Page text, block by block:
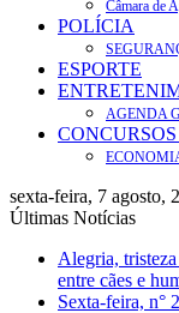
Câmara de
POLÍCIA
ESPORTE
AGENDA
sexta-feira, 7 agosto,
Últimas Notícias
Alegria,
entre cães e
Sexta-feira, n°